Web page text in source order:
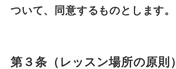
ついて、同意するものとします。
第３条（レッスン場所の原則）